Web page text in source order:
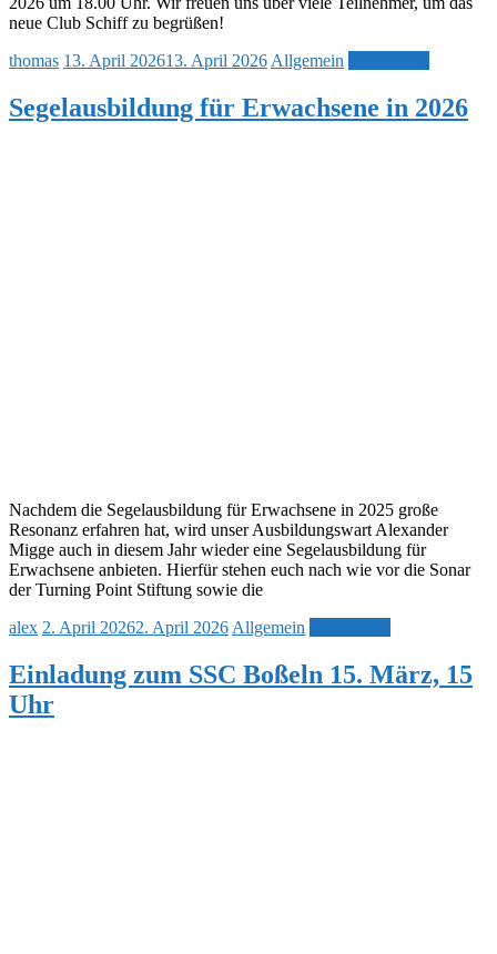
neue Club Schiff zu begrüßen!
thomas 13. April 202613. April 2026 Allgemein
Segelausbildung für Erwachsene in 2026
Nachdem die Segelausbildung für Erwachsene in 2025 große
Resonanz erfahren hat, wird unser Ausbildungswart Alexander
Migge auch in diesem Jahr wieder eine Segelausbildung für
Erwachsene anbieten. Hierfür stehen euch nach wie vor die Sonar
der Turning Point Stiftung sowie die
alex 2. April 20262. April 2026 Allgemein
Einladung zum SSC Boßeln 15. März, 15
Uhr